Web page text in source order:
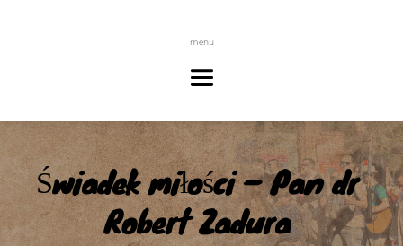
menu
Świadek miłości – Pan dr
Robert Zadura